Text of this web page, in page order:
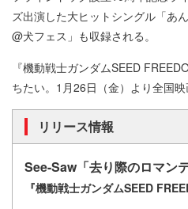
ズ出演した大ヒットシングル「あ
@犬フェス」も収録される。
『機動戦士ガンダムSEED
ちたい。1月26日（金）より全国映
リリース情報
See-Saw「去り際のロマン
『機動戦士ガンダムSEED